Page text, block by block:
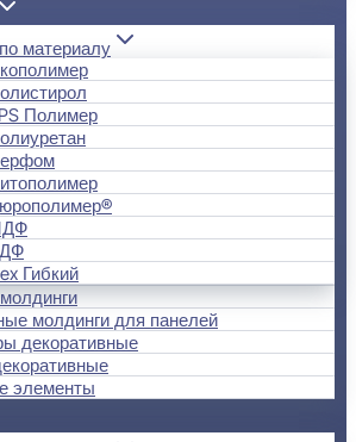
материалу
Полимер
Гибкий
молдинги для панелей
декоративные
элементы